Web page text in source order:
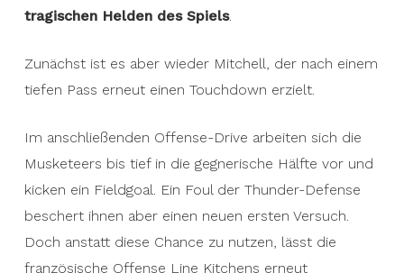
tragischen Helden des Spiels.
Zunächst ist es aber wieder Mitchell, der nach einem
tiefen Pass erneut einen Touchdown erzielt.
Im anschließenden Offense-Drive arbeiten sich die
Musketeers bis tief in die gegnerische Hälfte vor und
kicken ein Fieldgoal. Ein Foul der Thunder-Defense
beschert ihnen aber einen neuen ersten Versuch.
Doch anstatt diese Chance zu nutzen, lässt die
französische Offense Line Kitchens erneut